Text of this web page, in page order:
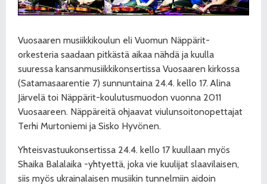
Vuosaaren musiikkikoulun eli Vuomun Näppärit-
orkesteria saadaan pitkästä aikaa nähdä ja kuulla
suuressa kansanmusiikkikonsertissa Vuosaaren kirkossa
(Satamasaarentie 7) sunnuntaina 24.4. kello 17. Alina
Järvelä toi Näppärit-koulutusmuodon vuonna 2011
Vuosaareen. Näppäreitä ohjaavat viulunsoitonopettajat
Terhi Murtoniemi ja Sisko Hyvönen.
Yhteisvastuukonsertissa 24.4. kello 17 kuullaan myös
Shaika Balalaika -yhtyettä, joka vie kuulijat slaavilaisen,
siis myös ukrainalaisen musiikin tunnelmiin aidoin